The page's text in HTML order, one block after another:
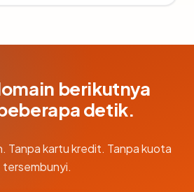
berikutnya
detik.
Tanpa kartu kredit. Tanpa kuota
tersembunyi.